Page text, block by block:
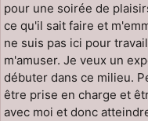
pour une soirée de
ce qu'il sait faire et
ne suis pas ici pour
m'amuser. Je veux un
débuter dans ce milieu.
être prise en charge et
avec moi et donc